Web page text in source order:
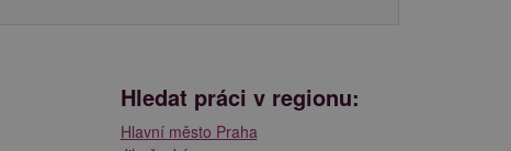
Hledat práci v regionu:
Hlavní město Praha